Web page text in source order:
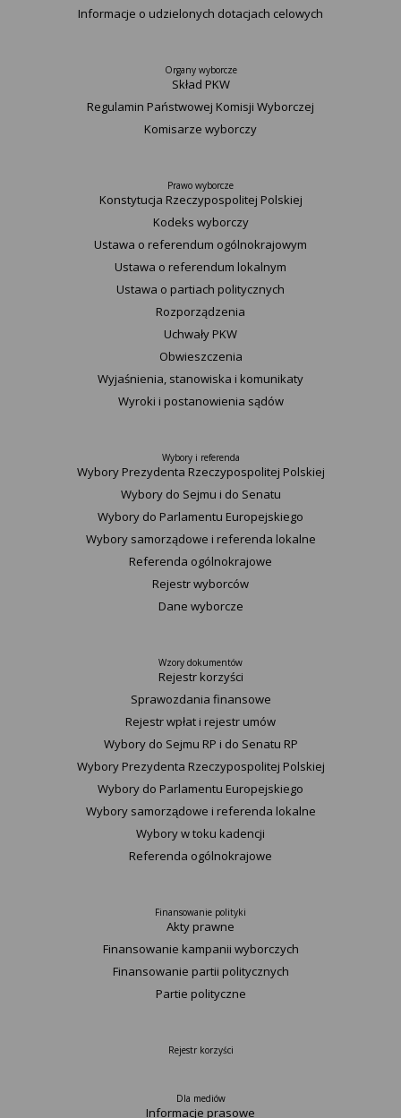
Informacje o udzielonych dotacjach celowych
Organy wyborcze
Skład PKW
Regulamin Państwowej Komisji Wyborczej
Komisarze wyborczy
Prawo wyborcze
Konstytucja Rzeczypospolitej Polskiej​
Kodeks wyborczy
Ustawa o referendum ogólnokrajowym
Ustawa o referendum lokalnym
Ustawa o partiach politycznych
Rozporządzenia
Uchwały PKW
Obwieszczenia
Wyjaśnienia, stanowiska i komunikaty
Wyroki i postanowienia sądów
Wybory i referenda
Wybory Prezydenta Rzeczypospolitej Polskiej
Wybory do Sejmu i do Senatu
Wybory do Parlamentu Europejskiego
Wybory samorządowe i referenda lokalne
Referenda ogólnokrajowe
Rejestr wyborców
Dane wyborcze
Wzory dokumentów
Rejestr korzyści
Sprawozdania finansowe
Rejestr wpłat i rejestr umów
Wybory do Sejmu RP i do Senatu RP
Wybory Prezydenta Rzeczypospolitej Polskiej
Wybory do Parlamentu Europejskiego
Wybory samorządowe i referenda lokalne
Wybory w toku kadencji
Referenda ogólnokrajowe
Finansowanie polityki
Akty prawne
Finansowanie kampanii wyborczych
Finansowanie partii politycznych
Partie polityczne
Rejestr korzyści
Dla mediów
Informacje prasowe